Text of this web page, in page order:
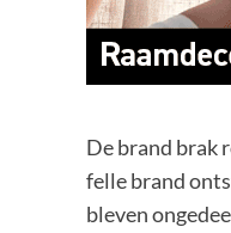
De brand brak
felle brand
bleven